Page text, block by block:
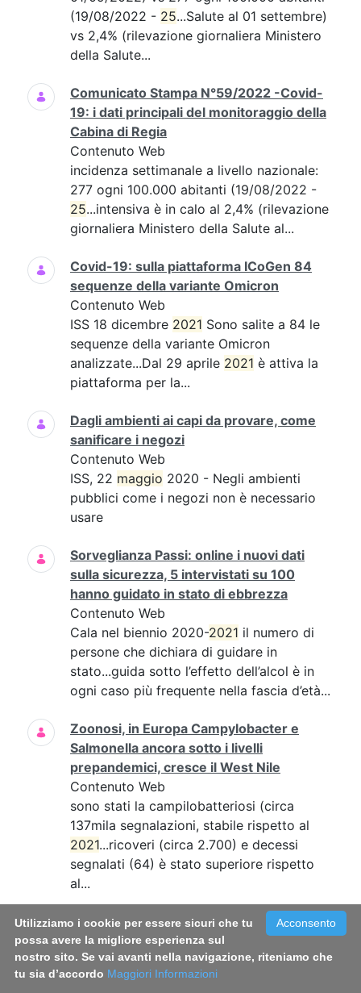
(19/08/2022 - 25...Salute al 01 settembre)
vs 2,4% (rilevazione giornaliera Ministero
della Salute...
Comunicato Stampa N°59/2022 -Covid-
19: i dati principali del monitoraggio della
Cabina di Regia
Contenuto Web
incidenza settimanale a livello nazionale:
277 ogni 100.000 abitanti (19/08/2022 -
25...intensiva è in calo al 2,4% (rilevazione
giornaliera Ministero della Salute al...
Covid-19: sulla piattaforma ICoGen 84
sequenze della variante Omicron
Contenuto Web
ISS 18 dicembre 2021 Sono salite a 84 le
sequenze della variante Omicron
analizzate...Dal 29 aprile 2021 è attiva la
piattaforma per la...
Dagli ambienti ai capi da provare, come
sanificare i negozi
Contenuto Web
ISS, 22 maggio 2020 - Negli ambienti
pubblici come i negozi non è necessario
usare
Sorveglianza Passi: online i nuovi dati
sulla sicurezza, 5 intervistati su 100
hanno guidato in stato di ebbrezza
Contenuto Web
Cala nel biennio 2020-2021 il numero di
persone che dichiara di guidare in
stato...guida sotto l’effetto dell’alcol è in
ogni caso più frequente nella fascia d’età...
Zoonosi, in Europa Campylobacter e
Salmonella ancora sotto i livelli
prepandemici, cresce il West Nile
Contenuto Web
sono stati la campilobatteriosi (circa
137mila segnalazioni, stabile rispetto al
2021...ricoveri (circa 2.700) e decessi
segnalati (64) è stato superiore rispetto
al...
Infezioni sessualmente trasmesse, online
il vademecum per conoscerle e
prevenirle
Contenuto Web
Acconsento
Utilizziamo i cookie per essere sicuri che tu
possa avere la migliore esperienza sul
nostro sito. Se vai avanti nella navigazione, riteniamo che
tu sia d’accordo Maggiori Informazioni